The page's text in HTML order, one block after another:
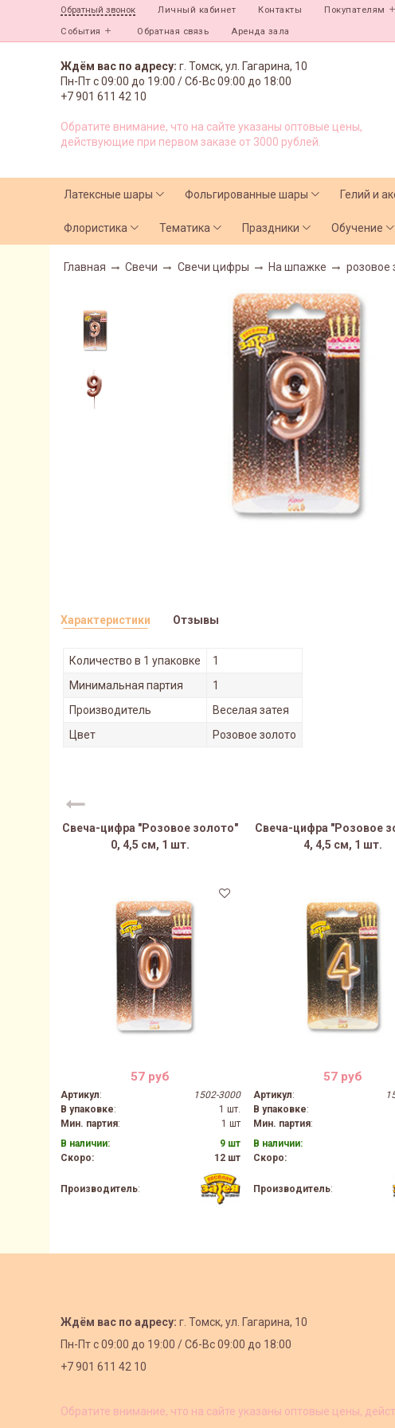
Обратный звонок Личный кабинет Контакты Покупателям
События Обратная связь Аренда зала
Ждём вас по адресу: г. Томск, ул. Гагарина, 10
Пн-Пт с09:00 до 19:00 /Сб-Вс 09:00 до 18:00
+7 901 611 42 10
Обратите внимание, что на сайте указаны оптовые цены,
действующие при первом заказе от 3000 рублей.
Латексные шары Фольгированные шары Гелий и
Флористика Тематика Праздники Обучение
Главная Свечи Свечи цифры На шпажке розовое
Характеристики
Количество в 1 упаковке
1
Минимальная партия
1
Производитель
Веселая затея
Цвет
Розовое золото
Отзывы
Свеча-цифра "Розовое золото"
0, 4,5 см, 1 шт.
57 руб
Артикул:
1502-3000
В упаковке:
1 шт.
Мин. партия:
1 шт
В наличии:
9 шт
Скоро:
12 шт
Производитель:
Свеча-цифра "Розовое
4, 4,5 см, 1 шт.
57 руб
Артикул:
В упаковке:
Мин. партия:
В наличии:
Скоро:
Производитель:
Ждём вас по адресу: г. Томск, ул. Гагарина, 10
Пн-Пт с09:00 до 19:00 /Сб-Вс 09:00 до 18:00
+7 901 611 42 10
Обратите внимание, что на сайте указаны оптовые цены,